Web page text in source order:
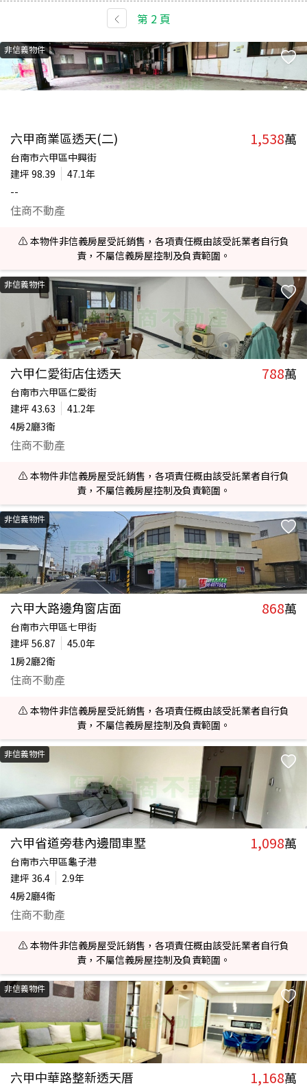
第 2頁
非信義物件
六甲商業區透天(二) 1,538萬
台南市六甲區中興街
建坪 98.39
47.1年
--
住商不動產
⚠️ 本物件非信義房屋受託銷售，各項責任概由該受託業者自行負
責，不屬信義房屋控制及負責範圍。
非信義物件
六甲仁愛街店住透天 788萬
台南市六甲區仁愛街
建坪 43.63
41.2年
4房2廳3衛
住商不動產
⚠️ 本物件非信義房屋受託銷售，各項責任概由該受託業者自行負
責，不屬信義房屋控制及負責範圍。
非信義物件
六甲大路邊角窗店面 868萬
台南市六甲區七甲街
建坪 56.87
45.0年
1房2廳2衛
住商不動產
⚠️ 本物件非信義房屋受託銷售，各項責任概由該受託業者自行負
責，不屬信義房屋控制及負責範圍。
非信義物件
六甲省道旁巷內邊間車墅 1,098萬
台南市六甲區龜子港
建坪 36.4
2.9年
4房2廳4衛
住商不動產
⚠️ 本物件非信義房屋受託銷售，各項責任概由該受託業者自行負
責，不屬信義房屋控制及負責範圍。
非信義物件
六甲中華路整新透天厝 1,168萬